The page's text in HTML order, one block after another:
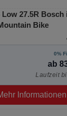
27.5R Bosch
Bike
0%
ab
Laufzeit
Informationen